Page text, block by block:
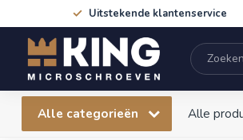
Uitstekende klantenservice
Alle categorieën Alle